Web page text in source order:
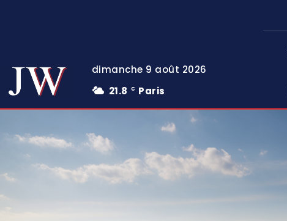
dimanche 9 août 2026
21.8
C Paris